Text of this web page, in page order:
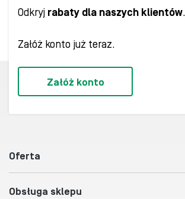
Odkryj rabaty dla naszych klientów.
Załóż konto już teraz.
Załóż konto
Oferta
Obsługa sklepu